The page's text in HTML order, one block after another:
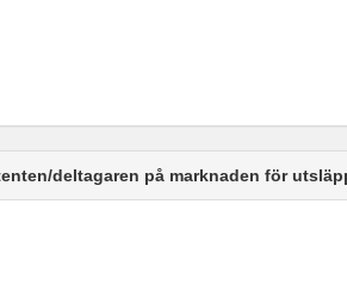
deltagaren på marknaden för